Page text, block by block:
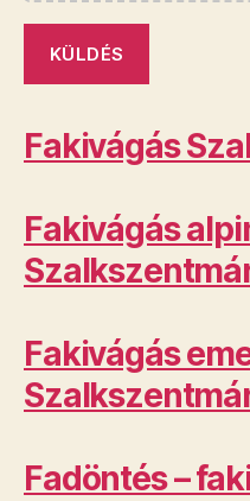
Fakivágás
Fakivágás
Fakivágás
Fadöntés –